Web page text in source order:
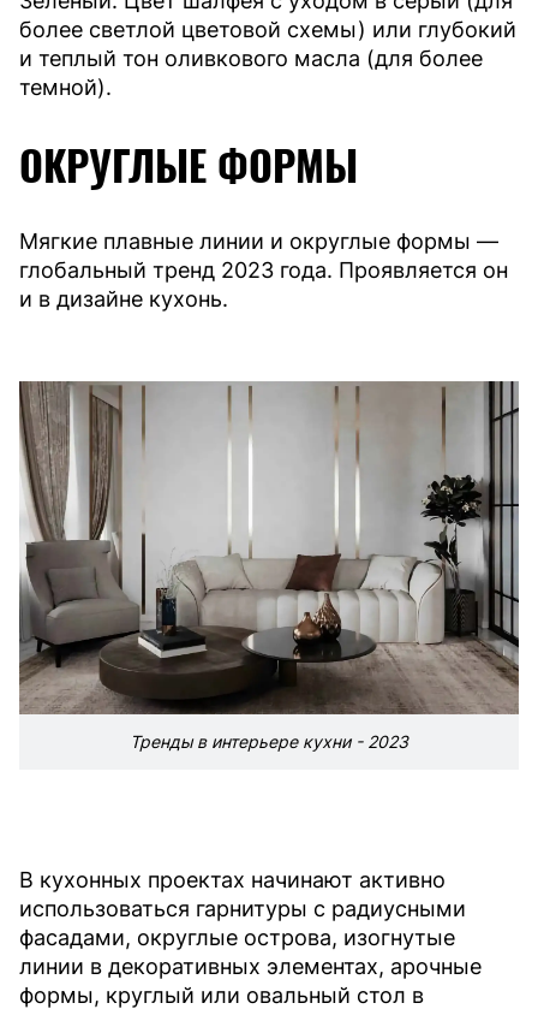
более светлой цветовой схемы) или глубокий
и теплый тон оливкового масла (для более
темной).
ОКРУГЛЫЕ ФОРМЫ
Мягкие плавные линии и округлые формы —
глобальный тренд 2023 года. Проявляется он
и в дизайне кухонь.
Тренды в интерьере кухни - 2023
В кухонных проектах начинают активно
использоваться гарнитуры с радиусными
фасадами, округлые острова, изогнутые
линии в декоративных элементах, арочные
формы, круглый или овальный стол в